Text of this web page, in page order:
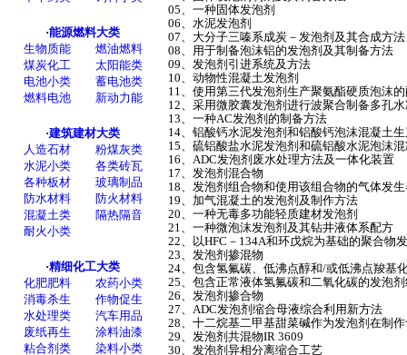
05、一种固体发泡剂
06、水泥发泡剂
07、大分子三嗪系成炭－发泡剂及其合成方法
08、用于制备泡沫铝的发泡剂及其制备方法
09、发泡剂引进系统及方法
10、动物性混凝土发泡剂
11、使用第三代发泡剂生产聚氨酯硬质泡沫
12、采用微胶囊发泡剂进行波聚合制备多孔
13、一种AC发泡剂的制备方法
14、铝酸钙水泥发泡剂和铝酸钙泡沫混凝土
15、硫铝酸盐水泥发泡剂和硫铝酸水泥泡沫
16、ADC发泡剂废水处理方法及一体化装置
17、发泡剂混合物
18、发泡剂组合物和使用该组合物的气体发
19、加气混凝土的发泡剂及制作方法
20、一种无毒多功能轻质建材发泡剂
21、一种微泡沫发泡剂及其钻井液体系配方
22、以HFC－134A和环戊烷为基础的聚合物
23、发泡剂掺混物
24、包含氢氟碳、低沸点醇和/或低沸点羧基
25、包含正常液体氢氟碳和二氧化碳的发泡
26、发泡剂掺合物
27、ADC发泡剂缩合母液综合利用新方法
28、十二烷基二甲基甜菜碱作为发泡剂在制
29、发泡剂共混物IR 3609
30、发泡剂异相分离缩合工艺